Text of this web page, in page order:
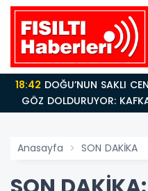
18:42
GÖZ DOLDURUYOR:
Anasayfa SON DAKİKA